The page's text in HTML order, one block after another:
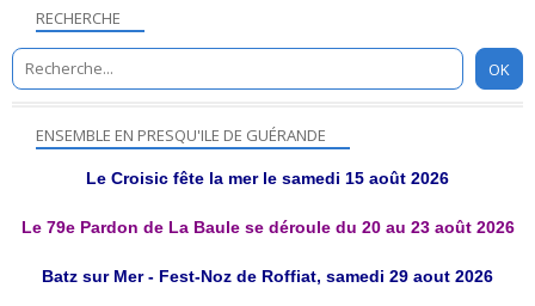
RECHERCHE
ENSEMBLE EN PRESQU'ILE DE GUÉRANDE
Le Croisic fête la mer le samedi 15 août 2026
Le 79e Pardon de La Baule se déroule du 20 au 23 août 2026
Batz sur Mer - Fest-Noz de Roffiat, samedi 29 aout 2026